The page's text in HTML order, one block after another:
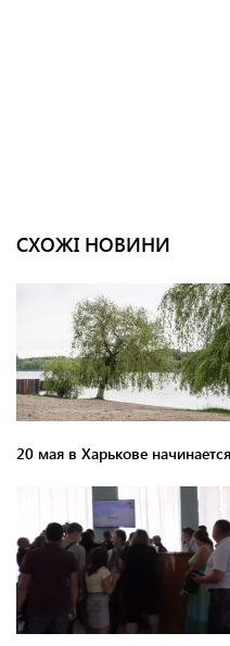
СХОЖІ НОВИНИ
20 мая в Харькове